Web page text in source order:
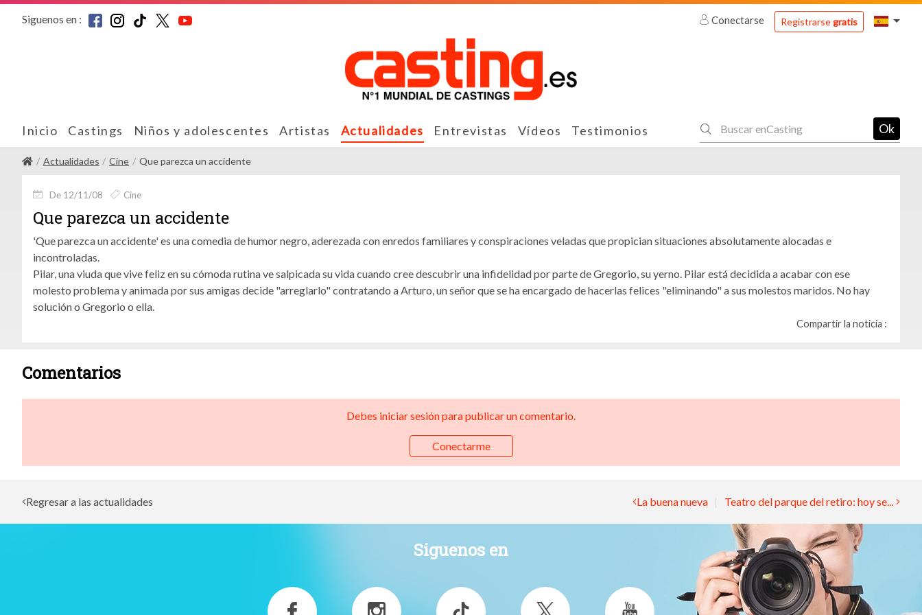
Siguenos en : Conectarse Registrarsegratis
Inicio Castings Niños y adolescentes Artistas Actualidades Entrevistas Vídeos Testimonios Ok
Actualidades Cine Que parezca un accidente
De 12/11/08 Cine
Que parezca un accidente
'Que parezca un accidente' es una comedia de humor negro, aderezada con enredos familiares y conspiraciones veladas que propician situaciones absolutamente alocadas e
incontroladas.
Pilar, una viuda que vive feliz en su cómoda rutina ve salpicada su vida cuando cree descubrir una infidelidad por parte de Gregorio, su yerno. Pilar está decidida a acabar con ese
molesto problema y animada por sus amigas decide "arreglarlo" contratando a Arturo, un señor que se ha encargado de hacerlas felices "eliminando" a sus molestos maridos. No hay
solución o Gregorio o ella.
Compartir la noticia :
Comentarios
Debes iniciar sesión para publicar un comentario.
Conectarme
Regresar a las actualidades La buena nueva Teatro del parque del retiro: hoy se...
Siguenos en